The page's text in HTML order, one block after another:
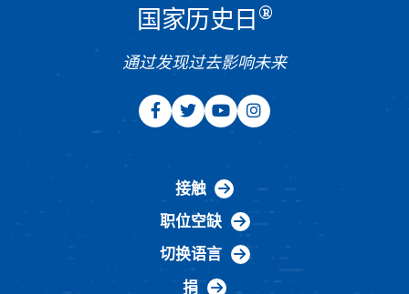
国家历史日 ®
通过发现过去影响未来
接触
职位空缺
切换语言
捐